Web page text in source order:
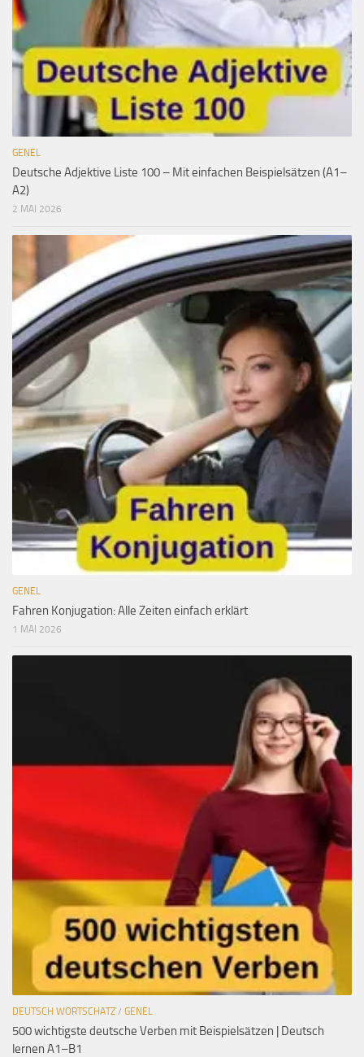
GENEL
Deutsche Adjektive Liste 100 – Mit einfachen Beispielsätzen (A1–
A2)
2 MAI 2026
GENEL
Fahren Konjugation: Alle Zeiten einfach erklärt
1 MAI 2026
DEUTSCH WORTSCHATZ / GENEL
500 wichtigste deutsche Verben mit Beispielsätzen | Deutsch
lernen A1–B1